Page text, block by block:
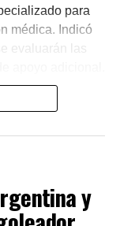
para
médica. Indicó
evaluarán las
alcanzaron
así como
Hasta el
y seguimiento
y